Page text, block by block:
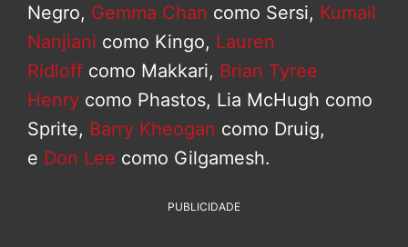
Negro, Gemma Chan como Sersi, Kumail
Nanjiani como Kingo, Lauren
Ridloff como Makkari, Brian Tyree
Henry como Phastos, Lia McHugh como
Sprite, Barry Kheogan como Druig,
e Don Lee como Gilgamesh.
PUBLICIDADE